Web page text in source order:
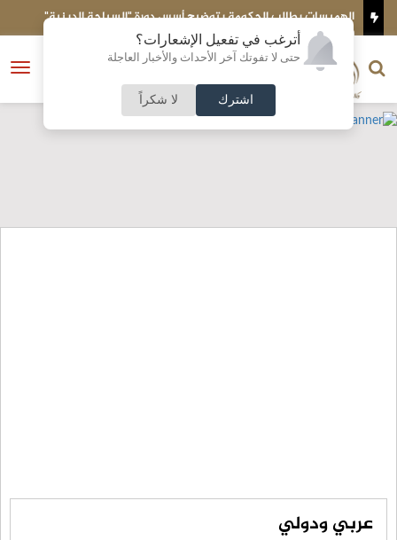
أترغب في تفعيل الإشعارات؟
حتى لا تفوتك آخر الأحداث والأخبار العاجلة
اشترك لا شكراً
دورة "السياحة الدينية"
محمد الهياجنه يكتب: لا للتعديل !!!!
فتح
الناشر و رئيس التحرير
النسخة الكاملة
عربي ودولي